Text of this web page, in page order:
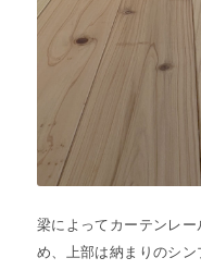
梁によってカーテンレ
め、上部は納まりのシ